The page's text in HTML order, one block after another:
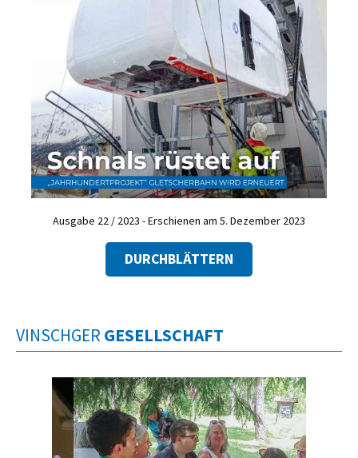
Ausgabe 22 / 2023 - Erschienen am 5. Dezember 2023
DURCHBLÄTTERN
VINSCHGER GESELLSCHAFT